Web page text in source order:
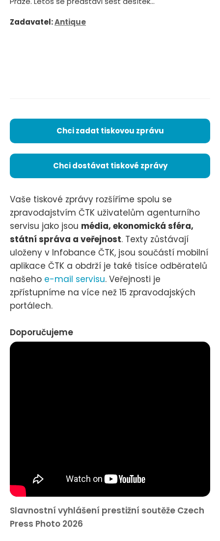
Zadavatel:Antique
Chci zadat tiskovou zprávu
Chci dostávat tiskové zprávy
Vaše tiskové zprávy rozšíříme spolu se
zpravodajstvím ČTK uživatelům agenturního
servisu jako jsou média, ekonomická sféra,
státní správa a veřejnost. Texty zůstávají
uloženy v Infobance ČTK, jsou součástí mobilní
aplikace ČTK a obdrží je také tisíce odběratelů
našeho e-mail servisu. Veřejnosti je
zpřístupníme na více než 15 zpravodajských
portálech.
Doporučujeme
Slavnostní vyhlášení prestižní soutěže Czech
Press Photo 2026